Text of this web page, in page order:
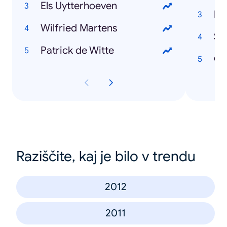
Els Uytterhoeven
Wilfried Martens
Patrick de Witte
Raziščite, kaj je bilo v trendu
2012
2011